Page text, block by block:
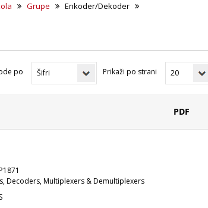
Grupe Enkoder/Dekoder
po Prikaži po strani
PDF
Decoders, Multiplexers & Demultiplexers